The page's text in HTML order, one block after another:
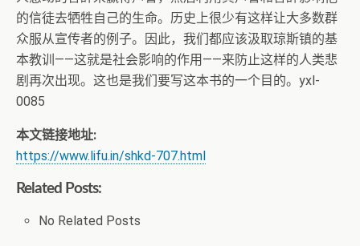
的信徒去牺牲自己的生命。历史上很少有这样让大多数群
众服从宣传者的例子。因此，我们都应该汲取琼斯镇的基
本教训——这就是社会影响的作用——来防止这样的人类悲
剧再次出现。这也是我们要写这本书的一个目的。yxl-
0085
本文链接地址:
https://www.lifu.in/shkd-707.html
Related Posts:
No Related Posts